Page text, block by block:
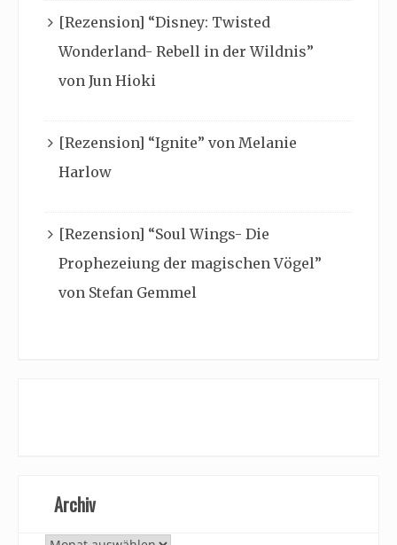
[Rezension] “Disney: Twisted
Wonderland- Rebell in der Wildnis”
von Jun Hioki
[Rezension] “Ignite” von Melanie
Harlow
[Rezension] “Soul Wings- Die
Prophezeiung der magischen Vögel”
von Stefan Gemmel
Archiv